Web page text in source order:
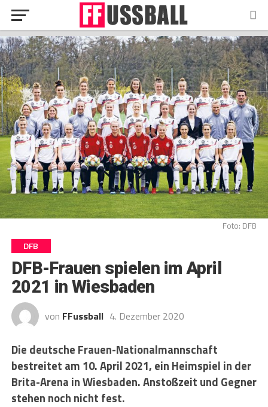
Foto: DFB
DFB
DFB-Frauen spielen im April
2021 in Wiesbaden
von FFussball 4. Dezember 2020
Die deutsche Frauen-Nationalmannschaft
bestreitet am 10. April 2021, ein Heimspiel in der
Brita-Arena in Wiesbaden. Anstoßzeit und Gegner
stehen noch nicht fest.